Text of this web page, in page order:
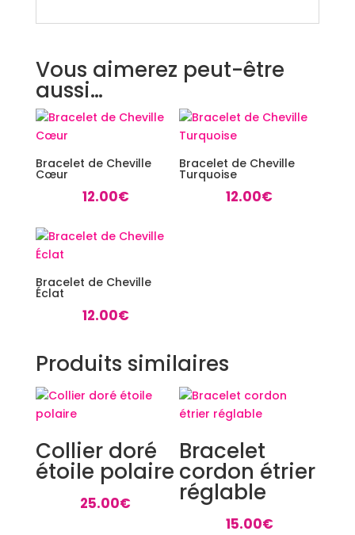
Vous aimerez peut-être
aussi…
Bracelet de Cheville
Cœur
12.00€
Bracelet de Cheville
Turquoise
12.00€
Bracelet de Cheville
Éclat
12.00€
Produits similaires
Collier doré
étoile polaire
25.00€
Bracelet
cordon étrier
réglable
15.00€